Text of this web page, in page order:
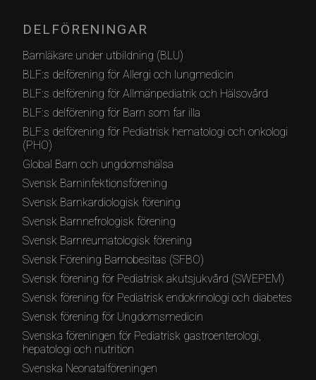
DELFÖRENINGAR
Barnläkare under utbildning (BLU)
BLF:s delförening för Allergi och lungmedicin
BLF:s delförening för Allmänpediatrik och Hälsovård
BLF:s delförening för Barn som far illa
BLF:s delförening för Pediatrisk hematologi och onkologi
(PHO)
Global Barn och ungdomshälsa
Svensk Barninfektionsförening
Svensk Barnkardiologisk förening
Svensk Barnnefrologisk förening
Svensk Barnreumatologisk förening
Svensk Förening Barnobesitas (SFBO)
Svensk förening för Pediatrisk akutsjukvård (SWEPEM)
Svensk förening för Pediatrisk endokrinologi och diabetes
Svensk förening för Ungdomsmedicin
Svenska föreningen för Pediatrisk gastroenterologi,
hepatologi och nutrition
Svenska Neonatalföreningen